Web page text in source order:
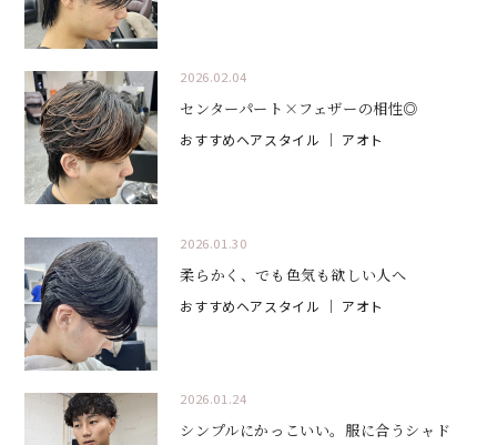
2026.02.04
センターパート×フェザーの相性◎
おすすめヘアスタイル ｜ アオト
2026.01.30
柔らかく、でも色気も欲しい人へ
おすすめヘアスタイル ｜ アオト
2026.01.24
シンプルにかっこいい。服に合うシャド